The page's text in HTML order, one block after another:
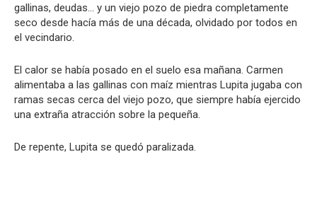
gallinas, deudas… y un viejo pozo de piedra completamente
seco desde hacía más de una década, olvidado por todos en
el vecindario.
El calor se había posado en el suelo esa mañana. Carmen
alimentaba a las gallinas con maíz mientras Lupita jugaba con
ramas secas cerca del viejo pozo, que siempre había ejercido
una extraña atracción sobre la pequeña.
De repente, Lupita se quedó paralizada.